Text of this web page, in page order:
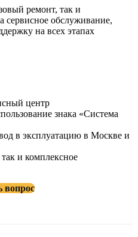
ремонт, так и
сервисное обслуживание,
на всех этапах
центр
знака «Система
в эксплуатацию в Москве и
и комплексное
вопрос